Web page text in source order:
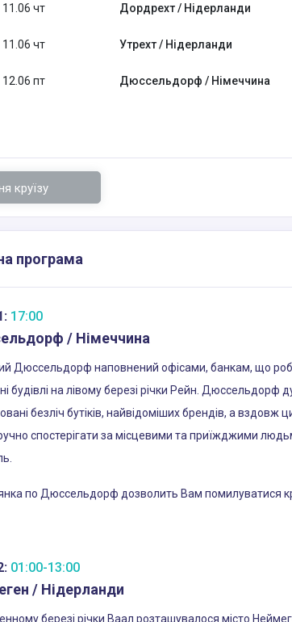
11.06 чт Дордрехт / Нідерланди
11.06 чт Утрехт / Нідерланди
12.06 пт Дюссельдорф / Німеччина
круїзу
програма
17:00
/ Німеччина
Дюссельдорф наповнений офісами, банкам, що
будівлі на лівому березі річки Рейн.
безліч бутіків, найвідоміших брендів, а
спостерігати за місцевими та приїжджими
по Дюссельдорф дозволить Вам помилуватися
01:00-13:00
/ Нідерланди
березі річки Ваал розташувалося місто